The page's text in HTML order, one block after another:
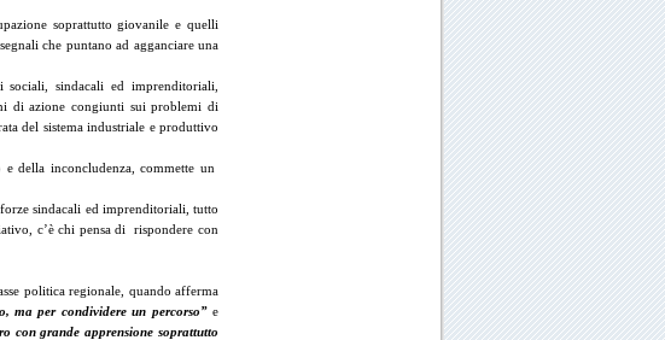
soprattutto giovanile e quelli
che puntano ad agganciare una
sindacali ed imprenditoriali,
di azione congiunti sui problemi di
del sistema industriale e produttivo
della inconcludenza, commette un
sindacali ed imprenditoriali, tutto
c’è chi pensa di rispondere con
politica regionale, quando afferma
ma per condividere un percorso”e
con grande apprensione soprattutto